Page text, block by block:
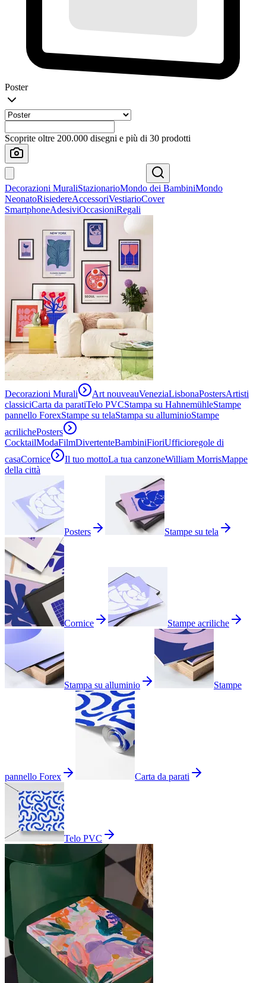
Poster
Scoprite oltre 200.000 disegni e più di 30 prodotti
Decorazioni MuraliStazionarioMondo dei BambiniMondo
NeonatoRisiedereAccessoriVestiarioCover
SmartphoneAdesiviOccasioniRegali
Decorazioni Murali Art nouveauVeneziaLisbonaPostersArtisti
classiciCarta da paratiTelo PVCStampa su HahnemühleStampe
pannello ForexStampe su telaStampa su alluminioStampe
acrilichePosters
CocktailModaFilmDivertenteBambiniFioriUfficioregole di
casaCornice Il tuo mottoLa tua canzoneWilliam MorrisMappe
della città
Posters Stampe su tela
Cornice Stampe acriliche
Stampa su alluminio Stampe
pannello Forex Carta da parati
Telo PVC